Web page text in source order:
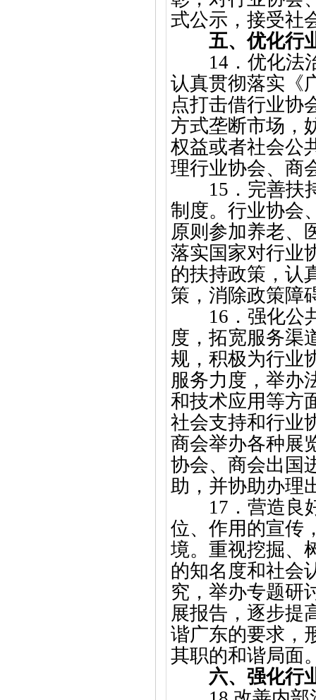
式公示，接受社
五、优化行
14．优化法
认真贯彻落实《
点打击借行业协
方式垄断市场，
权益或者社会公
理行业协会、商
15．完善扶
制度。行业协会
原则参加养老、
落实国家对行业
的扶持政策，认
策，消除政策障
16．强化公
度，拓宽服务渠
规，积极为行业
服务力度，举办
和技术应用等方
社会支持和行业
商会举办各种展
协会、商会出国
助，并协助办理
17．营造良
位、作用的宣传
境。重视挖掘、
的知名度和社会
究，举办专题研
展报告，逐步提
谐广东的要求，
其职的和谐局面
六、强化行